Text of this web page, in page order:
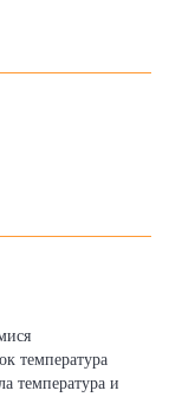
температура
температура и